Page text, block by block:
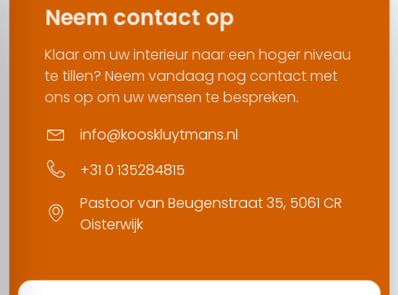
Neem contact op
Klaar om uw interieur naar een hoger niveau
te tillen? Neem vandaag nog contact met
ons op om uw wensen te bespreken.
info@kooskluytmans.nl
+31 0 135284815
Pastoor van Beugenstraat 35, 5061 CR
Oisterwijk